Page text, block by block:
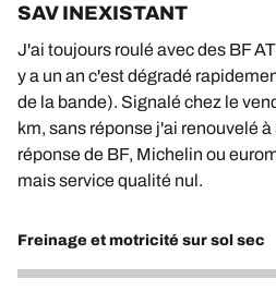
SAV INEXISTANT
J'ai toujours roulé avec des BF
y a un an c'est dégradé
de la bande). Signalé chez le
km, sans réponse j'ai renouvelé
réponse de BF, Michelin ou
mais service qualité nul.
Freinage et motricité sur sol sec
5